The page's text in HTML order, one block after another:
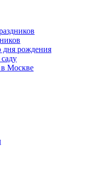
дня рождения
в Москве